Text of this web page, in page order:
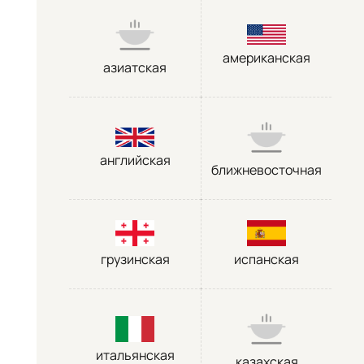
азиатская
американская
английская
ближневосточная
грузинская испанская
итальянская